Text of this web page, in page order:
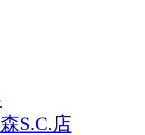
S.C.店